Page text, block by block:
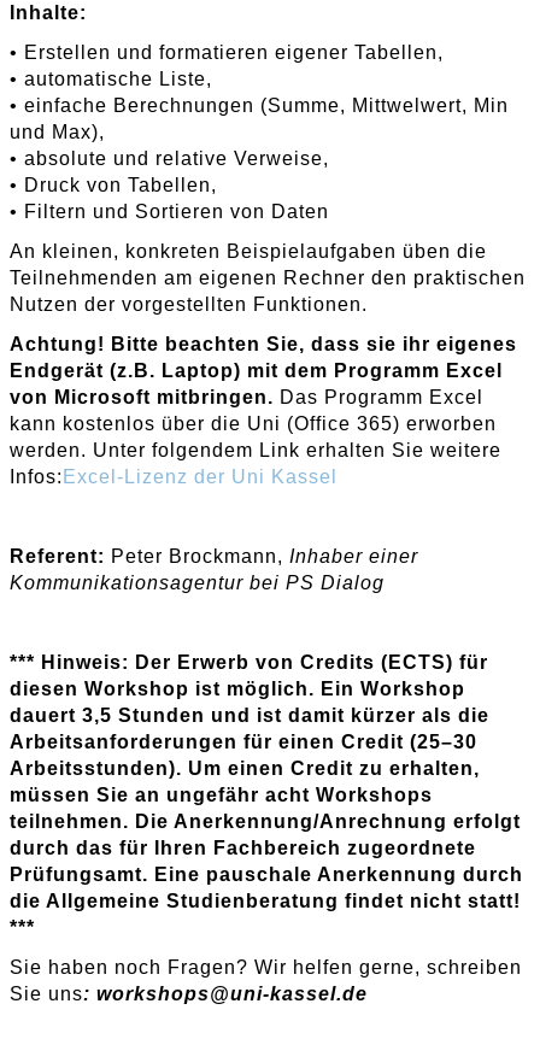
Inhalte:
• Erstellen und formatieren eigener Tabellen,
• automatische Liste,
• einfache Berechnungen (Summe, Mittwelwert, Min
und Max),
• absolute und relative Verweise,
• Druck von Tabellen,
• Filtern und Sortieren von Daten
An kleinen, konkreten Beispielaufgaben üben die
Teilnehmenden am eigenen Rechner den praktischen
Nutzen der vorgestellten Funktionen.
Achtung! Bitte beachten Sie, dass sie ihr eigenes
Endgerät (z.B. Laptop) mit dem Programm Excel
von Microsoft mitbringen. Das Programm Excel
kann kostenlos über die Uni (Office 365) erworben
werden. Unter folgendem Link erhalten Sie weitere
Infos: Excel-Lizenz der Uni Kassel
Referent: Peter Brockmann, Inhaber einer
Kommunikationsagentur bei PS Dialog
*** Hinweis: Der Erwerb von Credits (ECTS) für
diesen Workshop ist möglich. Ein Workshop
dauert 3,5 Stunden und ist damit kürzer als die
Arbeitsanforderungen für einen Credit (25–30
Arbeitsstunden). Um einen Credit zu erhalten,
müssen Sie an ungefähr acht Workshops
teilnehmen. Die Anerkennung/Anrechnung erfolgt
durch das für Ihren Fachbereich zugeordnete
Prüfungsamt. Eine pauschale Anerkennung durch
die Allgemeine Studienberatung findet nicht statt!
***
Sie haben noch Fragen? Wir helfen gerne, schreiben
Sie uns: workshops@uni-kassel.de